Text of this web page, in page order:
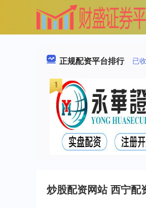
正规配资平台排行 已
炒股配资网站 西宁配